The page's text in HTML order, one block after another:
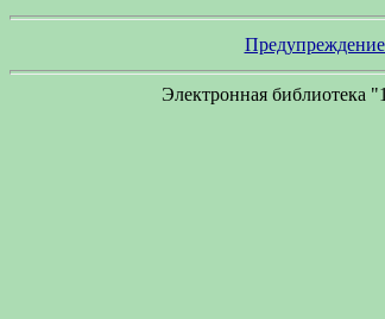
Электронная библиотека